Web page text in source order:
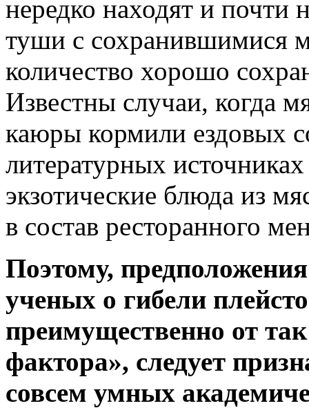
нередко находят и
туши с сохранившимися
количество хорошо
Известны случаи, когда
каюры кормили ездовых
литературных
экзотические блюда из
в состав ресторанного
Поэтому,
ученых о гибели
преимущественно от
фактора», следует
совсем умных